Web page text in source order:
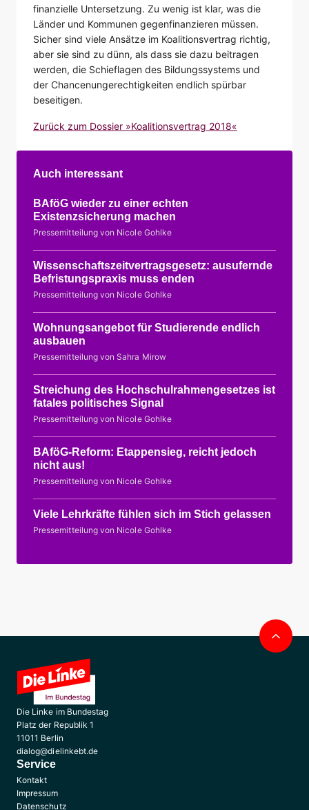
finanzielle Untersetzung. Zu wenig ist klar, was die
Länder und Kommunen gegenfinanzieren müssen.
Sicher sind viele Ansätze im Koalitionsvertrag richtig,
aber sie sind zu dünn, als dass sie dazu beitragen
werden, die Schieflagen des Bildungssystems und
der Chancenungerechtigkeiten endlich spürbar
beseitigen.
Zurück zum Dossier »Koalitionsvertrag 2018«
Auch interessant
BAföG wieder zu einer echten
Existenzsicherung machen
Pressemitteilung von Nicole Gohlke
Wissenschaftszeitvertragsgesetz: ausufernde
Befristungspraxis muss enden
Pressemitteilung von Nicole Gohlke
Wohnungsangebot für Studierende endlich
ausbauen
Pressemitteilung von Sahra Mirow
Streichung des Hochschulrahmengesetzes ist
fatales politisches Signal
Pressemitteilung von Nicole Gohlke
BAföG-Reform: Etappensieg, reicht jedoch
nicht aus!
Pressemitteilung von Nicole Gohlke
Viele Lehrkräfte fühlen sich im Stich gelassen
Pressemitteilung von Nicole Gohlke
Die Linke im Bundestag
Platz der Republik 1
11011 Berlin
dialog@dielinkebt.de
Service
Kontakt
Impressum
Datenschutz